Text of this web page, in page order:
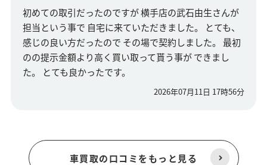
初めての取引だったのですが 横手店の武石由生さんが
担当という事で 自宅に来ていただきました。 とても、
感じの良い方だったので その場で契約しました。 最初
のの提示金額より高く買い取って貰う事が できまし
た。 とても良かったです。
2026年07月11日 17時56分
車買取の口コミをもっと見る